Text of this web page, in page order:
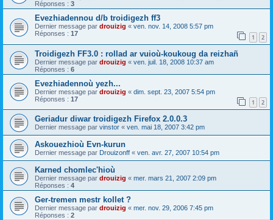
Réponses : 3
Evezhiadennou d/b troidigezh ff3
Dernier message par drouizig « ven. nov. 14, 2008 5:57 pm
Réponses : 17 1 2
Troidigezh FF3.0 : rollad ar vuioù-koukoug da reizhañ
Dernier message par drouizig « ven. juil. 18, 2008 10:37 am
Réponses : 6
Evezhiadennoù yezh...
Dernier message par drouizig « dim. sept. 23, 2007 5:54 pm
Réponses : 17 1 2
Geriadur diwar troidigezh Firefox 2.0.0.3
Dernier message par vinstor « ven. mai 18, 2007 3:42 pm
Askouezhioù Evn-kurun
Dernier message par Drouizonff « ven. avr. 27, 2007 10:54 pm
Karned chomlec'hioù
Dernier message par drouizig « mer. mars 21, 2007 2:09 pm
Réponses : 4
Ger-tremen mestr kollet ?
Dernier message par drouizig « mer. nov. 29, 2006 7:45 pm
Réponses : 2